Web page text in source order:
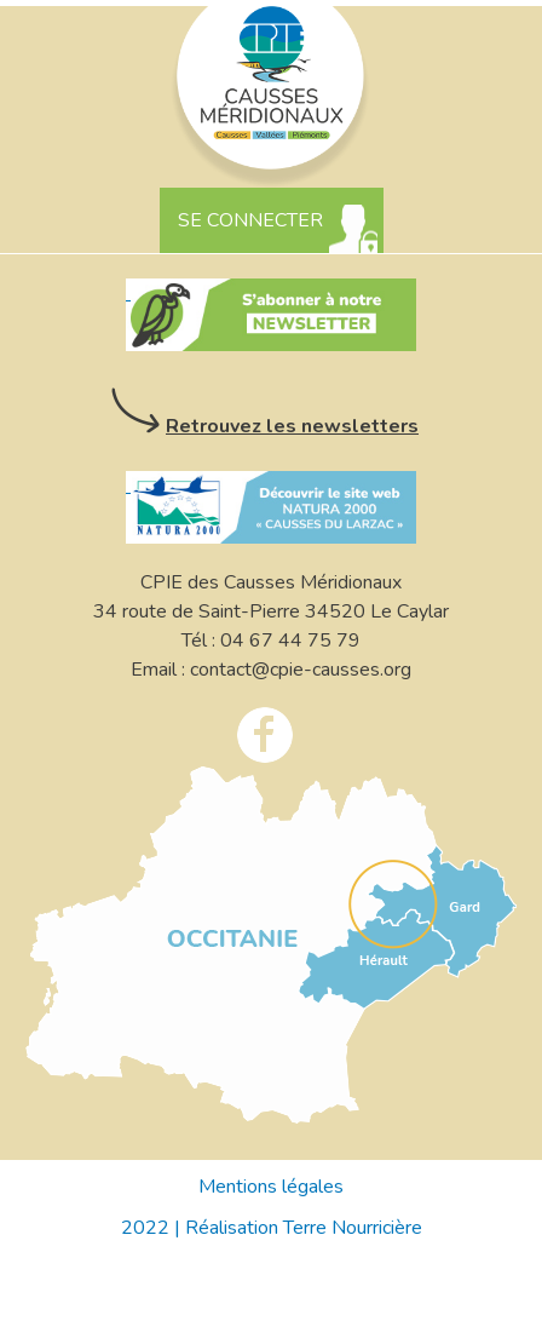
SE CONNECTER
Retrouvez les newsletters
CPIE des Causses Méridionaux
34 route de Saint-Pierre 34520 Le Caylar
Tél : 04 67 44 75 79
Email : contact@cpie-causses.org
Mentions légales
2022 | Réalisation Terre Nourricière